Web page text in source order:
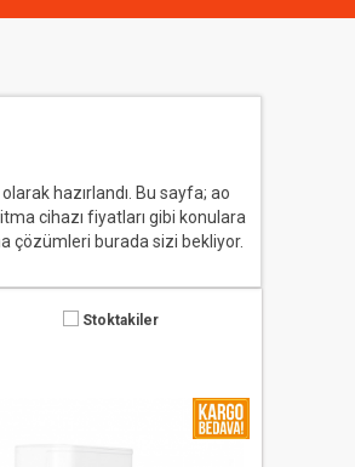
hazırlandı. Bu sayfa; ao
cihazı fiyatları gibi konulara
çözümleri burada sizi bekliyor.
Stoktakiler